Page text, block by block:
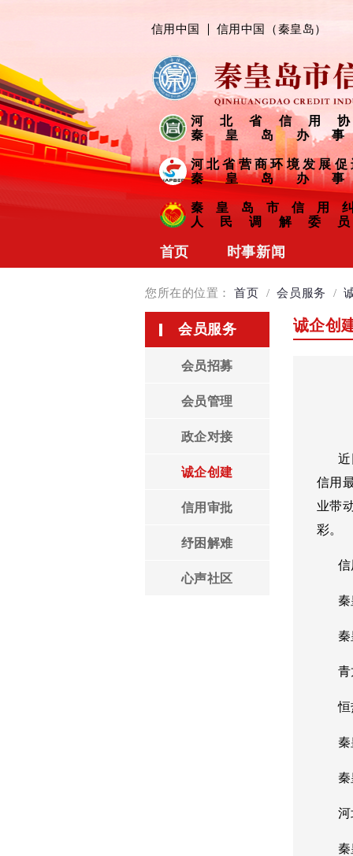
信用中国 信用中国（秦皇岛）
河北省信用
秦皇岛办事
河北省营商环境发展促
秦皇岛办事
秦皇岛市信用
人民调解委
首页
时事新闻
会员风采
领导言论
您所在的位置：首页 /会员服务 /
会员服务
会员招募
会员管理
政企对接
诚企创建
信用审批
纾困解难
心声社区
诚企创
近日
信用
业带
彩。
信
秦
秦
青
恒热
秦
秦
河
秦